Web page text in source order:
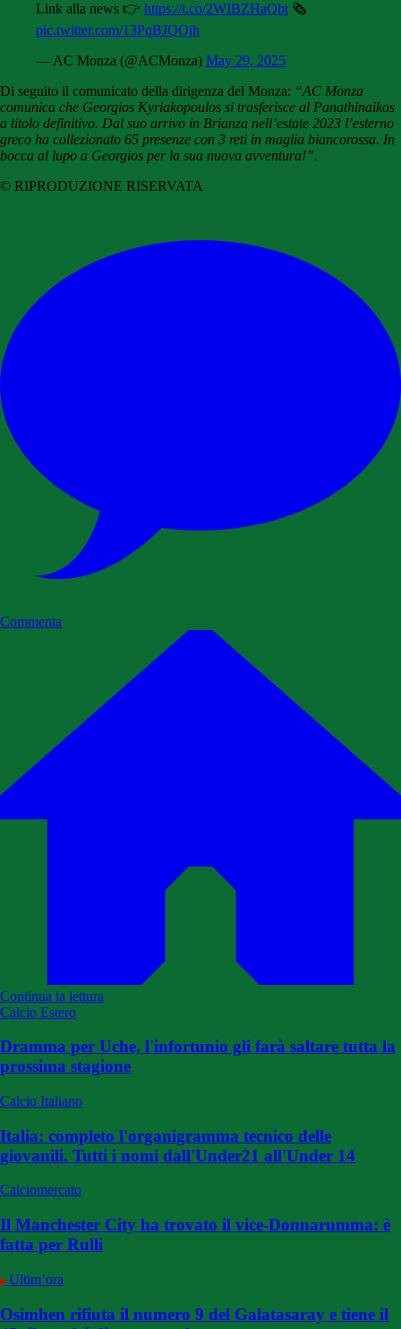
Link alla news 👉 https://t.co/2WIBZHaQbt 🗞️
pic.twitter.com/13PqBJQOjh
— AC Monza (@ACMonza) May 29, 2025
Di seguito il comunicato della dirigenza del Monza: “AC Monza
comunica che Georgios Kyriakopoulos si trasferisce al Panathinaikos
a titolo definitivo. Dal suo arrivo in Brianza nell’estate 2023 l’esterno
greco ha collezionato 65 presenze con 3 reti in maglia biancorossa. In
bocca al lupo a Georgios per la sua nuova avventura!”.
© RIPRODUZIONE RISERVATA
Commenta
Continua la lettura
Calcio Estero
Dramma per Uche, l'infortunio gli farà saltare tutta la
prossima stagione
Calcio Italiano
Italia: completo l'organigramma tecnico delle
giovanili. Tutti i nomi dall'Under21 all'Under 14
Calciomercato
Il Manchester City ha trovato il vice-Donnarumma: è
fatta per Rulli
Ultim’ora
Osimhen rifiuta il numero 9 del Galatasaray e tiene il